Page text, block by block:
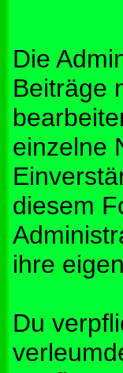
Die
Beiträge
einzelne
diesem
ihre
Du